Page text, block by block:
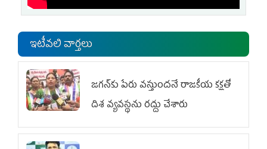
ఇటీవలి వార్తలు
జగన్‌కు పేరు వస్తుందనే రాజకీయ కక్షతో
దిశ వ్య‌వ‌స్థ‌ను రద్దు చేశారు